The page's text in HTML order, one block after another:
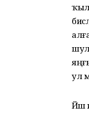
ул
Йәш